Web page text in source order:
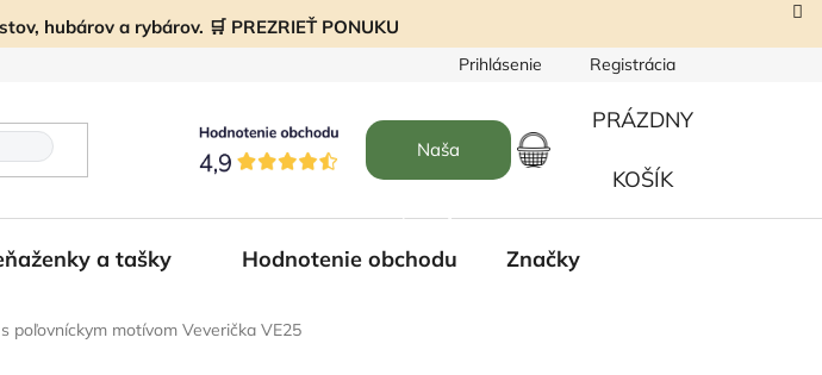
hubárov a rybárov. 🛒 PREZRIEŤ PONUKU
Prihlásenie Registrácia
Naša
NÁKUPNÝ
PRÁZDNY
KOŠÍK
a tašky Hodnotenie obchodu Značky
poľovníckym motívom Veverička VE25